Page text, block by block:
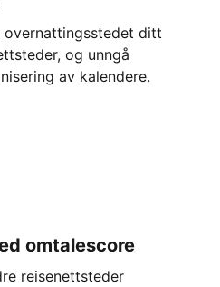
ditt
og unngå
av kalendere.
omtalescore
reisenettsteder